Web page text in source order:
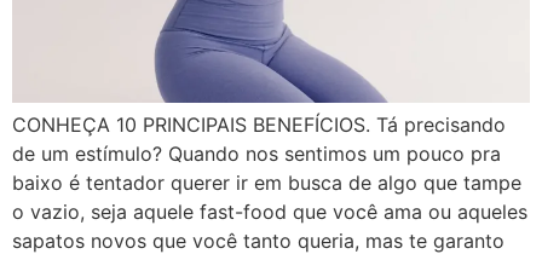
CONHEÇA 10 PRINCIPAIS BENEFÍCIOS. Tá precisando
de um estímulo? Quando nos sentimos um pouco pra
baixo é tentador querer ir em busca de algo que tampe
o vazio, seja aquele fast-food que você ama ou aqueles
sapatos novos que você tanto queria, mas te garanto